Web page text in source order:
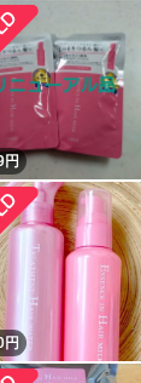
円
円